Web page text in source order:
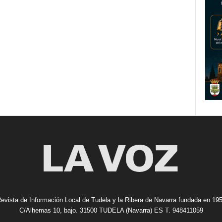
de Información Local de Tudela y la Ribera de Navarra fundada en
C/Alhemas 10, bajo. 31500 TUDELA (Navarra) ES T. 948411059